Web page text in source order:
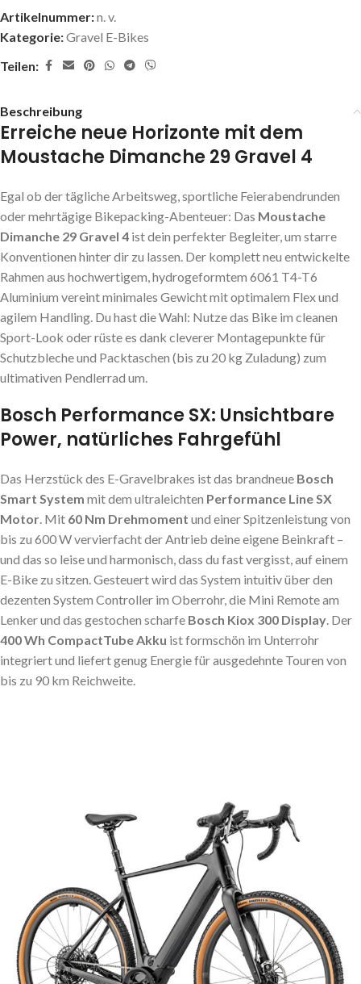
Artikelnummer:n. v.
Kategorie:Gravel E-Bikes
Teilen:
Beschreibung
Erreiche neue Horizonte mit dem
Moustache Dimanche 29 Gravel 4
Egal ob der tägliche Arbeitsweg, sportliche Feierabendrunden
oder mehrtägige Bikepacking-Abenteuer: Das Moustache
Dimanche 29 Gravel 4 ist dein perfekter Begleiter, um starre
Konventionen hinter dir zu lassen. Der komplett neu entwickelte
Rahmen aus hochwertigem, hydrogeformtem 6061 T4-T6
Aluminium vereint minimales Gewicht mit optimalem Flex und
agilem Handling. Du hast die Wahl: Nutze das Bike im cleanen
Sport-Look oder rüste es dank cleverer Montagepunkte für
Schutzbleche und Packtaschen (bis zu 20 kg Zuladung) zum
ultimativen Pendlerrad um.
Bosch Performance SX: Unsichtbare
Power, natürliches Fahrgefühl
Das Herzstück des E-Gravelbrakes ist das brandneue Bosch
Smart System mit dem ultraleichten Performance Line SX
Motor. Mit 60 Nm Drehmoment und einer Spitzenleistung von
bis zu 600 W vervierfacht der Antrieb deine eigene Beinkraft –
und das so leise und harmonisch, dass du fast vergisst, auf einem
E-Bike zu sitzen. Gesteuert wird das System intuitiv über den
dezenten System Controller im Oberrohr, die Mini Remote am
Lenker und das gestochen scharfe Bosch Kiox 300 Display. Der
400 Wh CompactTube Akku ist formschön im Unterrohr
integriert und liefert genug Energie für ausgedehnte Touren von
bis zu 90 km Reichweite.